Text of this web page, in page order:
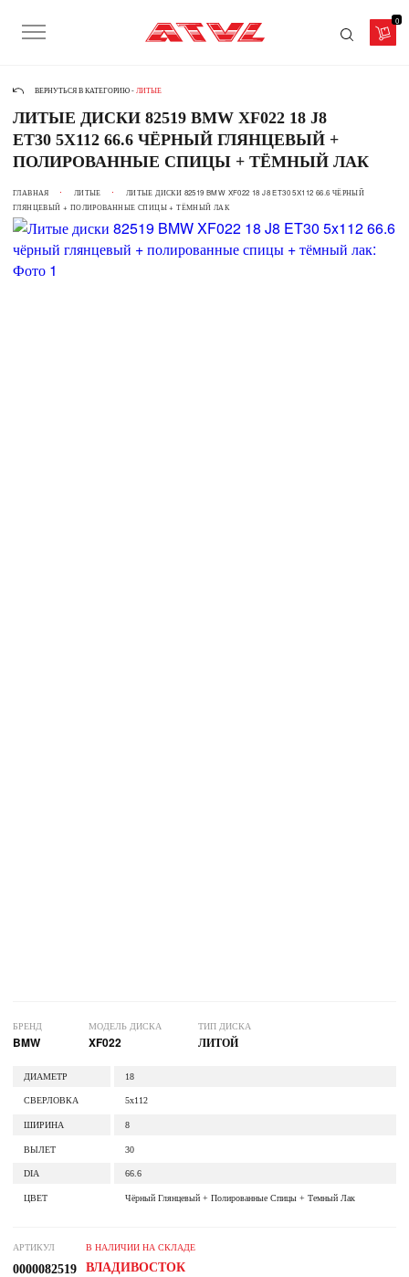
0
ВЕРНУТЬСЯ В КАТЕГОРИЮ - ЛИТЫЕ
ЛИТЫЕ ДИСКИ 82519 BMW XF022 18 J8
ET30 5X112 66.6 ЧЁРНЫЙ ГЛЯНЦЕВЫЙ +
ПОЛИРОВАННЫЕ СПИЦЫ + ТЁМНЫЙ ЛАК
ГЛАВНАЯ ЛИТЫЕ
ЛИТЫЕ ДИСКИ 82519 BMW XF022 18 J8 ET30 5X112 66.6 ЧЁРНЫЙ
ГЛЯНЦЕВЫЙ + ПОЛИРОВАННЫЕ СПИЦЫ + ТЁМНЫЙ ЛАК
БРЕНД
BMW
МОДЕЛЬ ДИСКА
XF022
ТИП ДИСКА
ЛИТОЙ
ДИАМЕТР 18
СВЕРЛОВКА 5x112
ШИРИНА 8
ВЫЛЕТ 30
DIA 66.6
ЦВЕТ Чёрный Глянцевый + Полированные Спицы + Темный Лак
АРТИКУЛ
0000082519
В НАЛИЧИИ НА СКЛАДЕ
ВЛАДИВОСТОК